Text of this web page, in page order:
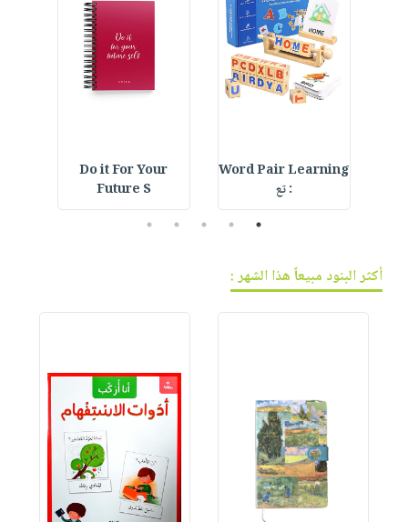
Word Pair Learning
: تع
Do it For Your
Future S
1
2
3
4
5
أكثر البنود مبيعاً هذا الشهر :